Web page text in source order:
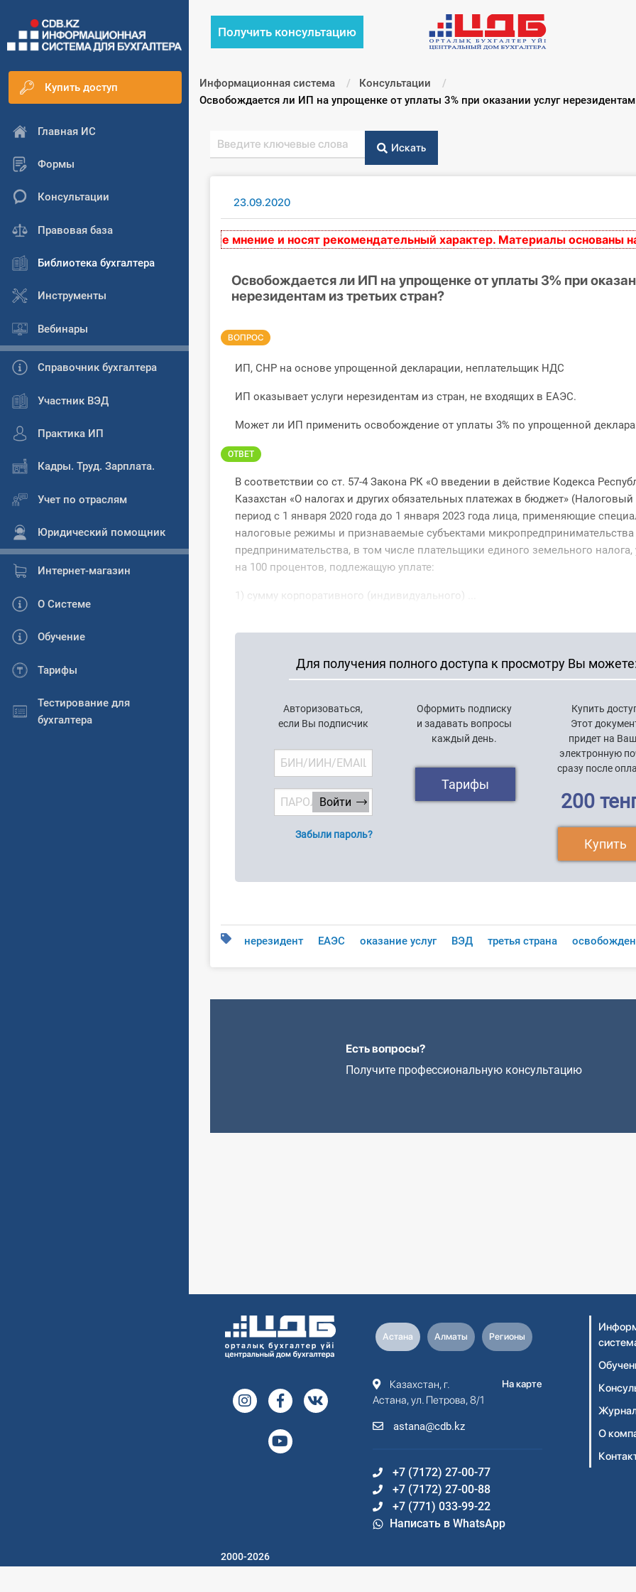
Купить доступ
Главная ИС
Формы
Консультации
Правовая база
Библиотека бухгалтера
Инструменты
Вебинары
Справочник бухгалтера
Участник ВЭД
Практика ИП
Кадры. Труд. Зарплата.
Учет по отраслям
Юридический помощник
Интернет-магазин
О Системе
Обучение
Тарифы
Тестирование для
бухгалтера
Получить консультацию
Информационная система
Консультации
Текущий:
Освобождается ли ИП на упрощенке от уплаты 3% при оказании услуг нерезидентам
Искать
23.09.2020
на сайте, выражают экспертное мнение и носят рекомендательный характер. Материалы основаны на
Освобождается ли ИП на упрощенке от уплаты 3% при
нерезидентам из третьих стран?
ВОПРОС
ИП, СНР на основе упрощенной декларации, неплательщик НДС
ИП оказывает услуги нерезидентам из стран, не входящих в ЕАЭС.
Может ли ИП применить освобождение от уплаты 3% по упрощенной
ОТВЕТ
В соответствии со ст. 57-4 Закона РК «О введении в действие Кодекса
Казахстан «О налогах и других обязательных платежах в бюджет» (Налоговый
период с 1 января 2020 года до 1 января 2023 года лица, применяющие
налоговые режимы и признаваемые субъектами
предпринимательства, в том числе плательщики единого земельного
на 100 процентов, подлежащую уплате:
1) сумму корпоративного (индивидуального) ...
Для получения полного доступа к просмотру Вы можете:
Авторизоваться,
если Вы подписчик
Забыли пароль?
Оформить подписку
и задавать вопросы
каждый день.
Тарифы
Купить
Этот
придет на
электронную
сразу после
200
Купить
нерезидент ЕАЭС оказание услуг ВЭД третья страна
Есть вопросы?
Получите профессиональную консультацию
2000-2026
Астана Алматы Регионы
Казахстан, г.
Астана, ул. Петрова, 8/1
astana@cdb.kz
На карте
+7 (7172) 27-00-77
+7 (7172) 27-00-88
+7 (771) 033-99-22
Написать в WhatsApp
О